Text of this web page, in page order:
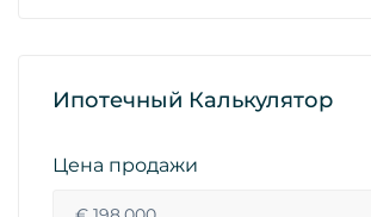
Ипотечный Калькулятор
Цена продажи